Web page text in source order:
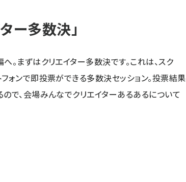
ー多数決」
。まずはクリエイター多数決です。これは、スク
ォンで即投票ができる多数決セッション。投票結果
で、会場みんなでクリエイターあるあるについて